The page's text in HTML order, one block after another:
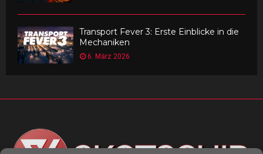
Transport Fever 3: Erste Einblicke in die
Mechaniken
6. März 2026